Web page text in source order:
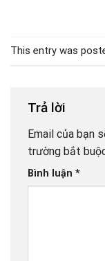
This entry was
Trả lời
Email của bạn
trường bắt
Bình luận *